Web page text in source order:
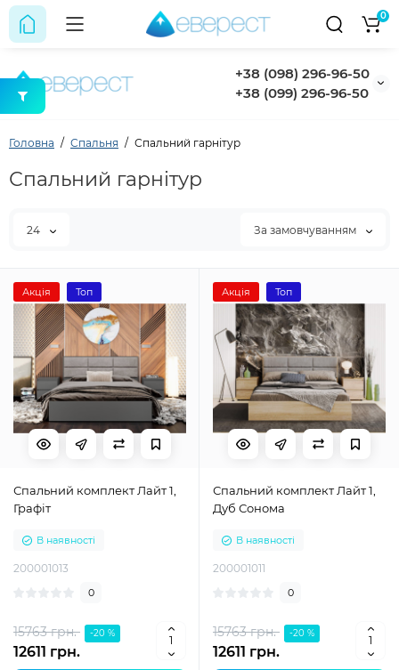
+38 (098) 296-96-50
+38 (099) 296-96-50
0
Головна Спальня Спальний гарнітур
Спальний гарнітур
24 За замовчуванням
Акція Топ
Спальний комплект Лайт 1,
Графіт
В наявності
200001013
0
15763 грн. -20 %
12611 грн.
Акція Топ
Спальний комплект Лайт 1,
Дуб Сонома
В наявності
200001011
0
15763 грн. -20 %
12611 грн.